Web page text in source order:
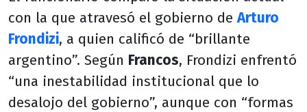
con la que atravesó el gobierno deArturo
Frondizi, a quien calificó de “brillante
argentino”. Según Francos, Frondizi enfrentó
“una inestabilidad institucional que lo
desalojo del gobierno”, aunque con “formas